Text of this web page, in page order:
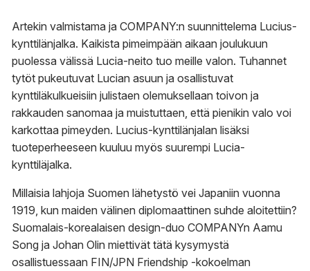
Artekin valmistama ja COMPANY:n suunnittelema Lucius-
kynttilänjalka. Kaikista pimeimpään aikaan joulukuun
puolessa välissä Lucia-neito tuo meille valon. Tuhannet
tytöt pukeutuvat Lucian asuun ja osallistuvat
kynttiläkulkueisiin julistaen olemuksellaan toivon ja
rakkauden sanomaa ja muistuttaen, että pienikin valo voi
karkottaa pimeyden. Lucius-kynttilänjalan lisäksi
tuoteperheeseen kuuluu myös suurempi Lucia-
kynttiläjalka.
Millaisia lahjoja Suomen lähetystö vei Japaniin vuonna
1919, kun maiden välinen diplomaattinen suhde aloitettiin?
Suomalais-korealaisen design-duo COMPANYn Aamu
Song ja Johan Olin miettivät tätä kysymystä
osallistuessaan FIN/JPN Friendship -kokoelman